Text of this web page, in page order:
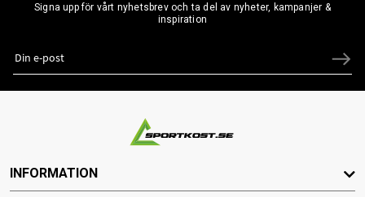
Signa upp för vårt nyhetsbrev och ta del av nyheter, kampanjer &
inspiration
INFORMATION